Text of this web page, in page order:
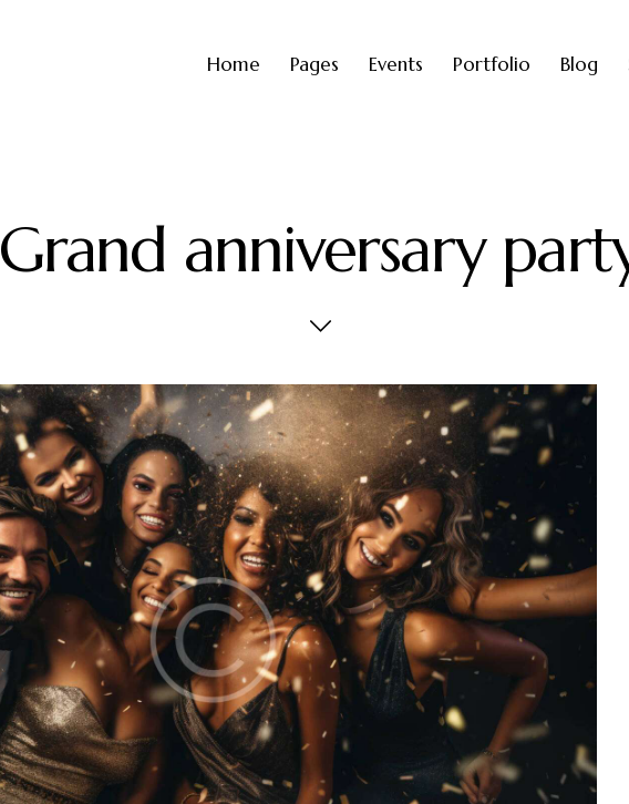
Home Pages Events Portfolio Blog
Grand anniversary